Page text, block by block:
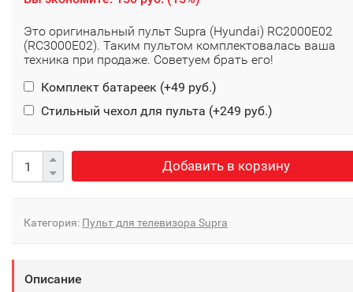
Это оригинальный пульт Supra (Hyundai) RC2000E02
(RC3000E02). Таким пультом комплектовалась ваша
техника при продаже. Советуем брать его!
Комплект батареек (+49 руб.)
Стильный чехол для пульта (+249 руб.)
Добавить в корзину
Категория: Пульт для телевизора Supra
Описание